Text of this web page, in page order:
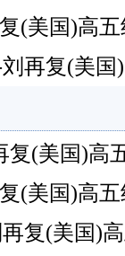
(美国)高
再复(美
(美国)高
(美国)高
复(美国)